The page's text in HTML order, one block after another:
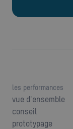
les performances
vue d'ensemble
conseil
prototypage